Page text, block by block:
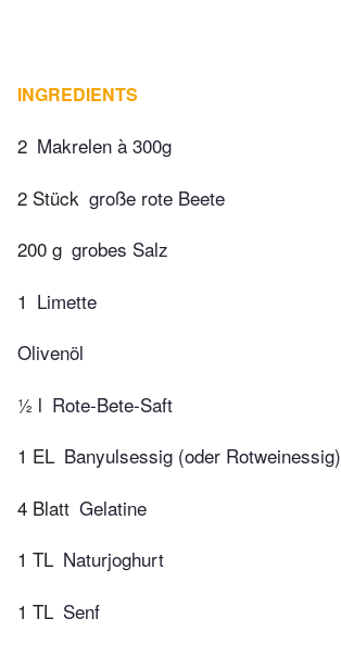
INGREDIENTS
2 Makrelen à 300g
2 Stück große rote Beete
200 g grobes Salz
1 Limette
Olivenöl
½ l Rote-Bete-Saft
1 EL Banyulsessig (oder Rotweinessig)
4 Blatt Gelatine
1 TL Naturjoghurt
1 TL Senf